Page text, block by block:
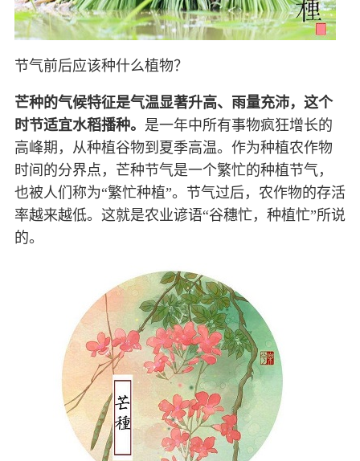
节气前后应该种什么植物？
芒种的气候特征是气温显著升高、雨量充沛，这个
时节适宜水稻播种。 是一年中所有事物疯狂增长的
高峰期，从种植谷物到夏季高温。作为种植农作物
时间的分界点，芒种节气是一个繁忙的种植节气，
也被人们称为“繁忙种植”。节气过后，农作物的存活
率越来越低。这就是农业谚语“谷穗忙，种植忙”所说
的。